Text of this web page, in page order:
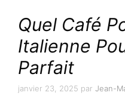
Quel Café
Italienne
Parfait
janvier 23, 2025 par Jean-